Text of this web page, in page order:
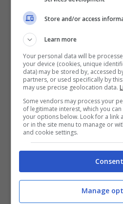
più alla vita religiosa
ha continuato.
Il comandante:
portato con me
nello spazio”
Da lì, la necessità e la
convertirsi. “Sono stato
confermato nella
dicembre 2012 […]
che io possa portare
Store and/or access
Learn more
Your personal data will be
your device (cookies, unique
data) may be stored by, accessed
partners, or used specifically by
may use precise geolocation data.
Some vendors may process your
of legitimate interest, which you
your options below. Look for a link
or in the site menu to manage or
and cookie settings.
Consent
Manage